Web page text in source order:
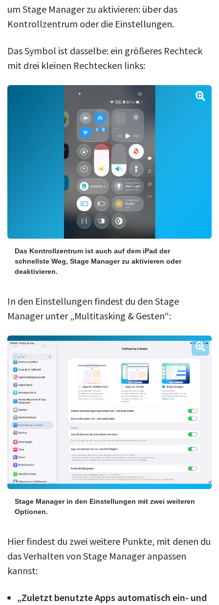
um Stage Manager zu aktivieren: über das
Kontrollzentrum oder die Einstellungen.
Das Symbol ist dasselbe: ein größeres Rechteck
mit drei kleinen Rechtecken links:
Das Kontrollzentrum ist auch auf dem iPad der
schnellste Weg, Stage Manager zu aktivieren oder
deaktivieren.
In den Einstellungen findest du den Stage
Manager unter „Multitasking & Gesten“:
Stage Manager in den Einstellungen mit zwei weiteren
Optionen.
Hier findest du zwei weitere Punkte, mit denen du
das Verhalten von Stage Manager anpassen
kannst:
„Zuletzt benutzte Apps automatisch ein- und